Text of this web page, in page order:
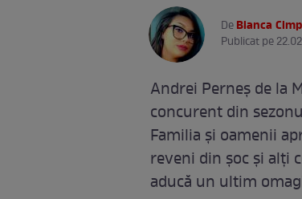
DeBianca
Publicat pe
Andrei Perneș de la
concurent din
Familia și oamenii
reveni din șoc și alți
aducă un ultim